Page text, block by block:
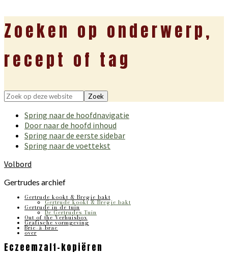
Zoeken op onderwerp,
recept of tag
Zoek
deze
website
Spring naar de hoofdnavigatie
Door naar de hoofd inhoud
Spring naar de eerste sidebar
Spring naar de voettekst
Volbord
Gertrudes archief
Gertrude kookt & Bregje bakt
Gertrude kookt & Bregje bakt
Gertrude in de tuin
De Gertrudes Tuin
Out of the Verhuisbox
Grafische vormgeving
Bric-à-brac
over
Eczeemzalf-kopiëren